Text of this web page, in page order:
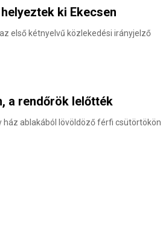
ki Ekecsen
első kétnyelvű közlekedési irányjelző
a rendőrök lelőtték
ablakából lövöldöző férfi csütörtökön